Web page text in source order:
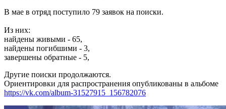
В мае в отряд поступило 79 заявок на поиски.
Из них:
найдены живыми - 65,
найдены погибшими - 3,
завершены обратные - 5,
Другие поиски продолжаются.
Ориентировки для распространения опубликованы в альбоме
https://vk.com/album-31527915_156782076